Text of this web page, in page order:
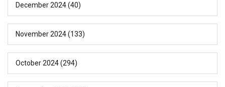
December 2024(40)
November 2024(133)
October 2024(294)